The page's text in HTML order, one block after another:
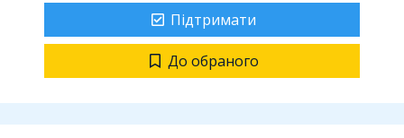
Підтримати
До обраного